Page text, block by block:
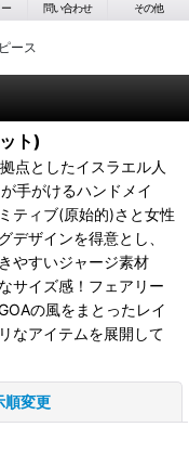
問い合わせ その他
ース
ト)
点としたイスラエル人
手がけるハンドメイ
ティブ(原始的)さと女性
デザインを得意とし、
やすいジャージ素材
サイズ感！フェアリー
の風をまとったレイ
なアイテムを展開して
順変更